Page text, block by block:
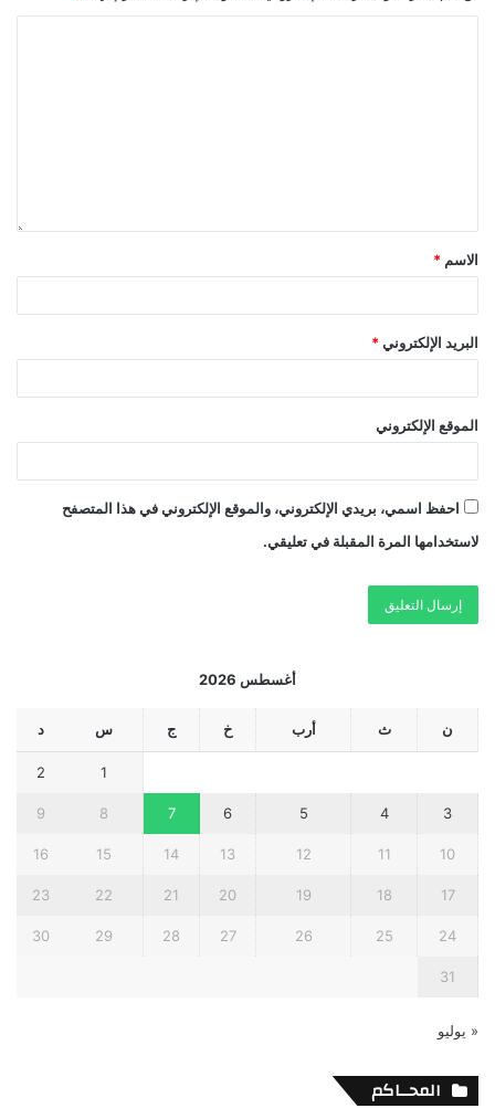
الاسم *
البريد الإلكتروني *
الموقع الإلكتروني
احفظ اسمي، بريدي الإلكتروني، والموقع الإلكتروني في هذا المتصفح
لاستخدامها المرة المقبلة في تعليقي.
أغسطس 2026
ن ث أرب خ ج س د
1
2
3
4
5
6
7
8
9
10
11
12
13
14
15
16
17
18
19
20
21
22
23
24
25
26
27
28
29
30
31
« يوليو
المحــاكم